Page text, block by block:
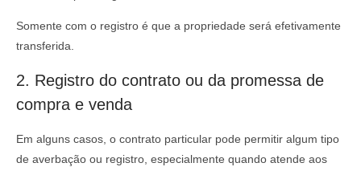
Somente com o registro é que a propriedade será efetivamente
transferida.
2. Registro do contrato ou da promessa de
compra e venda
Em alguns casos, o contrato particular pode permitir algum tipo
de averbação ou registro, especialmente quando atende aos